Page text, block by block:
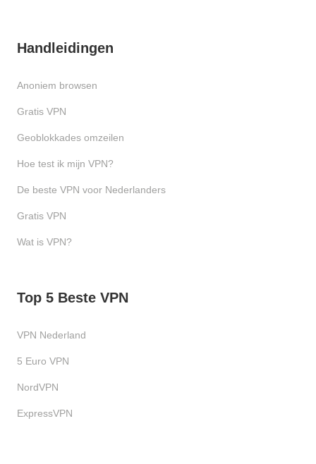
Handleidingen
Anoniem browsen
Gratis VPN
Geoblokkades omzeilen
Hoe test ik mijn VPN?
De beste VPN voor Nederlanders
Gratis VPN
Wat is VPN?
Top 5 Beste VPN
VPN Nederland
5 Euro VPN
NordVPN
ExpressVPN